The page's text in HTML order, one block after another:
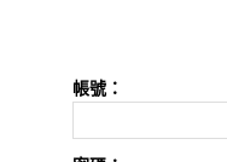
帳號：